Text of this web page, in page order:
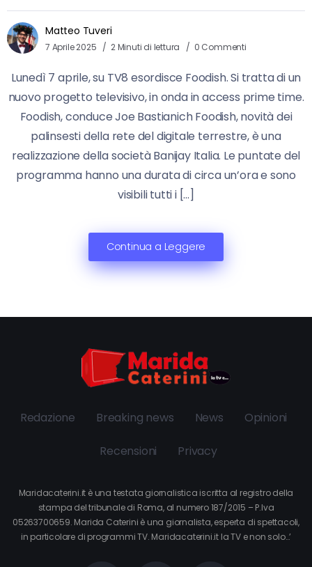
Matteo Tuveri
7 Aprile 2025 2 Minuti di lettura 0 Commenti
Lunedì 7 aprile, su TV8 esordisce Foodish. Si tratta di un
nuovo progetto televisivo, in onda in access prime time.
Foodish, conduce Joe Bastianich Foodish, novità dei
palinsesti della rete del digitale terrestre, è una
realizzazione della società Banijay Italia. Le puntate del
programma hanno una durata di circa un’ora e sono
visibili tutti i […]
Continua a Leggere
Redazione Breaking news News Opinioni
Recensioni Privacy
Maridacaterini.it è una testata giornalistica iscritta al registro della
stampa del tribunale di Roma, al numero 187/2015 – P.Iva
05263700659. Marida Caterini è una giornalista, esperta di spettacoli,
in particolare di programmi TV. Maridacaterini.it la TV e non solo…’